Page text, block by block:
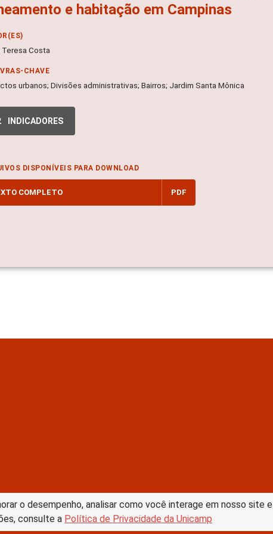
o desempenho, analisar como você interage em nosso site
consulte a Política de Privacidade da Unicamp
e habitação em Campinas
Teresa Costa
CHAVE
urbanos; Divisões administrativas; Bairros; Jardim Santa Mônica
INDICADORES
DISPONÍVEIS PARA DOWNLOAD
COMPLETO PDF
Commons –